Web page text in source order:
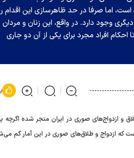
اما صرفا در حد ظاهر‌سازی این اقدام
وجود دارد. در واقع، این زنان و مردان
احکام افراد مجرد برای یکی از آن دو جاری
طی ۱۰ سال اخیر، به افزایش طلاق و ازدواج‌های صوری در ایران منجر شده
که ازدواج و طلاق‌های صوری در این آمار گم